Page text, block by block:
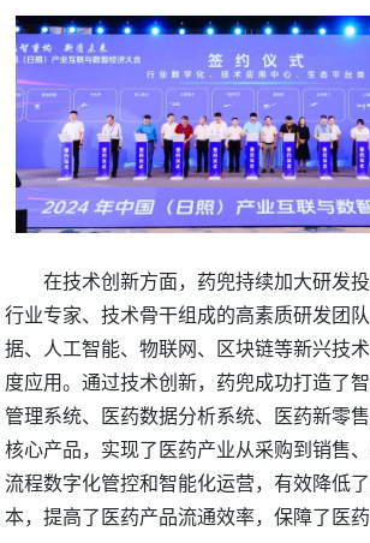
在技术创新方面，药兜持续加大研发
行业专家、技术骨干组成的高素质研发团
据、人工智能、物联网、区块链等新兴技
度应用。通过技术创新，药兜成功打造了
管理系统、医药数据分析系统、医药新零
核心产品，实现了医药产业从采购到销售
流程数字化管控和智能化运营，有效降低
本，提高了医药产品流通效率，保障了医药